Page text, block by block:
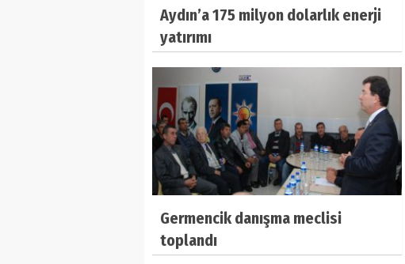
Aydın’a 175 milyon dolarlık enerji
yatırımı
Germencik danışma meclisi
toplandı